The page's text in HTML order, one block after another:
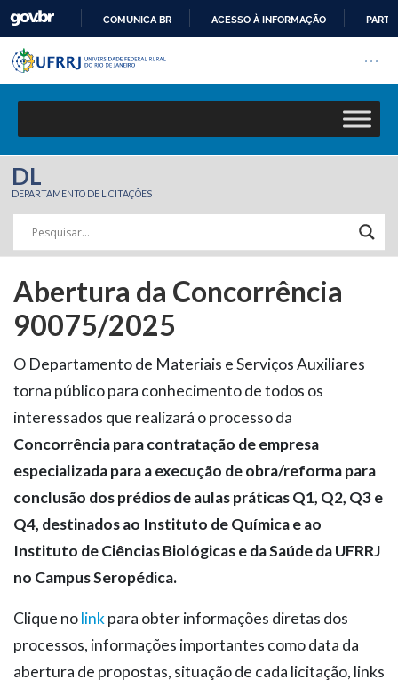
COMUNICA BR ACESSO À INFORMAÇÃO
Pular barra institucional
Barra institucional da
DL
DEPARTAMENTO DE LICITAÇÕES
Abertura da Concorrência
90075/2025
O Departamento de Materiais e Serviços Auxiliares
torna público para conhecimento de todos os
interessados que realizará o processo da
Concorrência para contratação de empresa
especializada para a execução de obra/reforma para
conclusão dos prédios de aulas práticas Q1, Q2, Q3 e
Q4, destinados ao Instituto de Química e ao
Instituto de Ciências Biológicas e da Saúde da UFRRJ
no Campus Seropédica.
Clique nolinkpara obter informações diretas dos
processos, informações importantes como data da
abertura de propostas, situação de cada licitação, links